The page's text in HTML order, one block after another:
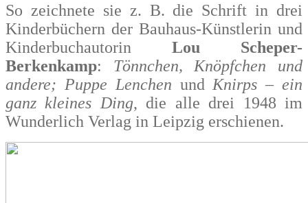
So zeichnete sie z. B. die Schrift in drei
Kinderbüchern der Bauhaus-Künstlerin und
Kinderbuchautorin Lou Scheper-
Berkenkamp: Tönnchen, Knöpfchen und
andere; Puppe Lenchen und Knirps – ein
ganz kleines Ding, die alle drei 1948 im
Wunderlich Verlag in Leipzig erschienen.